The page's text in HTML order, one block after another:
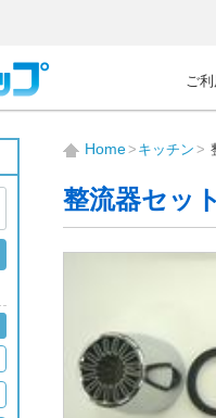
ご
Home キッチン
整流器セット